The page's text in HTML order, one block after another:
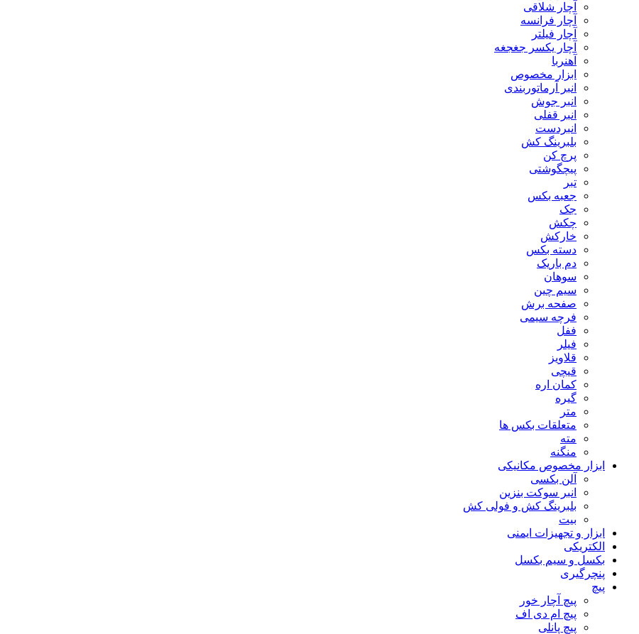
آچار شلاقی
آچار فرانسه
آچار فیلتر
آچار یکسر جغجغه
آهنربا
ابزار مخصوص
انبر آرماتوربندی
انبر جوش
انبر قفلی
انبردست
بلبرینگ کش
پرچ کن
پیچگوشتی
تبر
جعبه بکس
جک
چکش
خارکش
دسته بکس
دم باریک
سوهان
سیم چین
صفحه برش
فرچه سیمی
ففل
فیلر
قلاویز
قیچی
کمان اره
گیره
متر
متعلقات بکس ها
مته
منگنه
ابزار مخصوص مکانیکی
آلن بکسی
انبر سوکت بنزین
بلبرینگ کش و فولی کش
بیت
ابزار و تجهیزات ایمنی
الکتریکی
بکسل و سیم بکسل
پنچرگیری
پیچ
پیچ آچار خور
پیچ ام دی اف
پیچ پانلی